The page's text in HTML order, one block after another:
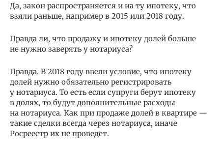
Да, закон распространяется и на ту ипотеку, что
взяли раньше, например в 2015 или 2018 году.
Правда ли, что продажу и ипотеку долей больше
не нужно заверять у нотариуса?
Правда. В 2018 году ввели условие, что ипотеку
долей нужно обязательно регистрировать
у нотариуса. То есть если супруги берут ипотеку
в долях, то будут дополнительные расходы
на нотариуса. Как при продаже долей в квартире —
такие сделки всегда через нотариуса, иначе
Росреестр их не проведет.